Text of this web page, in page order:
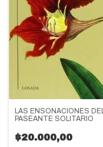
LAS ENSOÑACIONES DEL
PASEANTE SOLITARIO
$20.000,00